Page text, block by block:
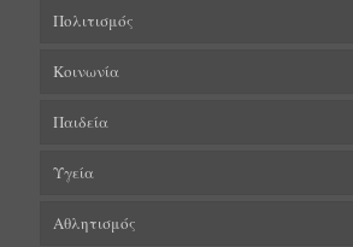
Πολιτισμός
Κοινωνία
Παιδεία
Υγεία
Αθλητισμός